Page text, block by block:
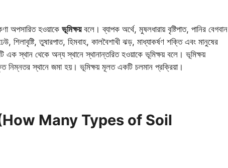
অপসারিত হওয়াকে ভূমিক্ষয়বলে। ব্যাপক অর্থে, মুষলধারায় বৃষ্টিপাত, পানির বেগবান
শিলাবৃষ্টি, তুষারপাত, হিমবাহ, কালবৈশাখী ঝড়, মাধ্যাকর্ষণ শক্তি এবং মানুষের
এক স্থান থেকে অন্য স্থানে স্থানান্তরিত হওয়াকে ভূমিক্ষয় বলে। ভূমিক্ষয়
নিম্নতর স্থানে জমা হয়। ভূমিক্ষয় মূলত একটি চলমান প্রক্রিয়া।
(How Many Types of Soil